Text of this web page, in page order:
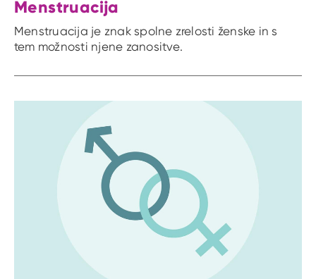
Menstruacija
Menstruacija je znak spolne zrelosti ženske in s
tem možnosti njene zanositve.